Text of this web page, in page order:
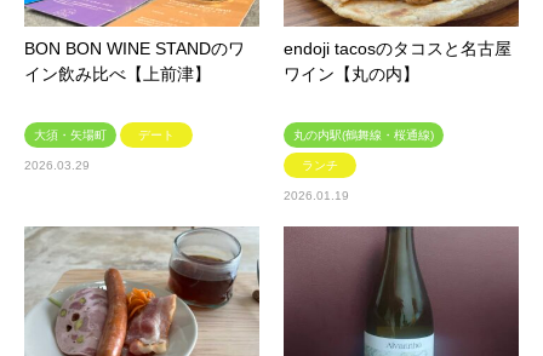
BON BON WINE STANDのワ
イン飲み比べ【上前津】
大須・矢場町 デート
2026.03.29
endoji tacosのタコスと名古屋
ワイン【丸の内】
丸の内駅(鶴舞線・桜通線)
ランチ
2026.01.19